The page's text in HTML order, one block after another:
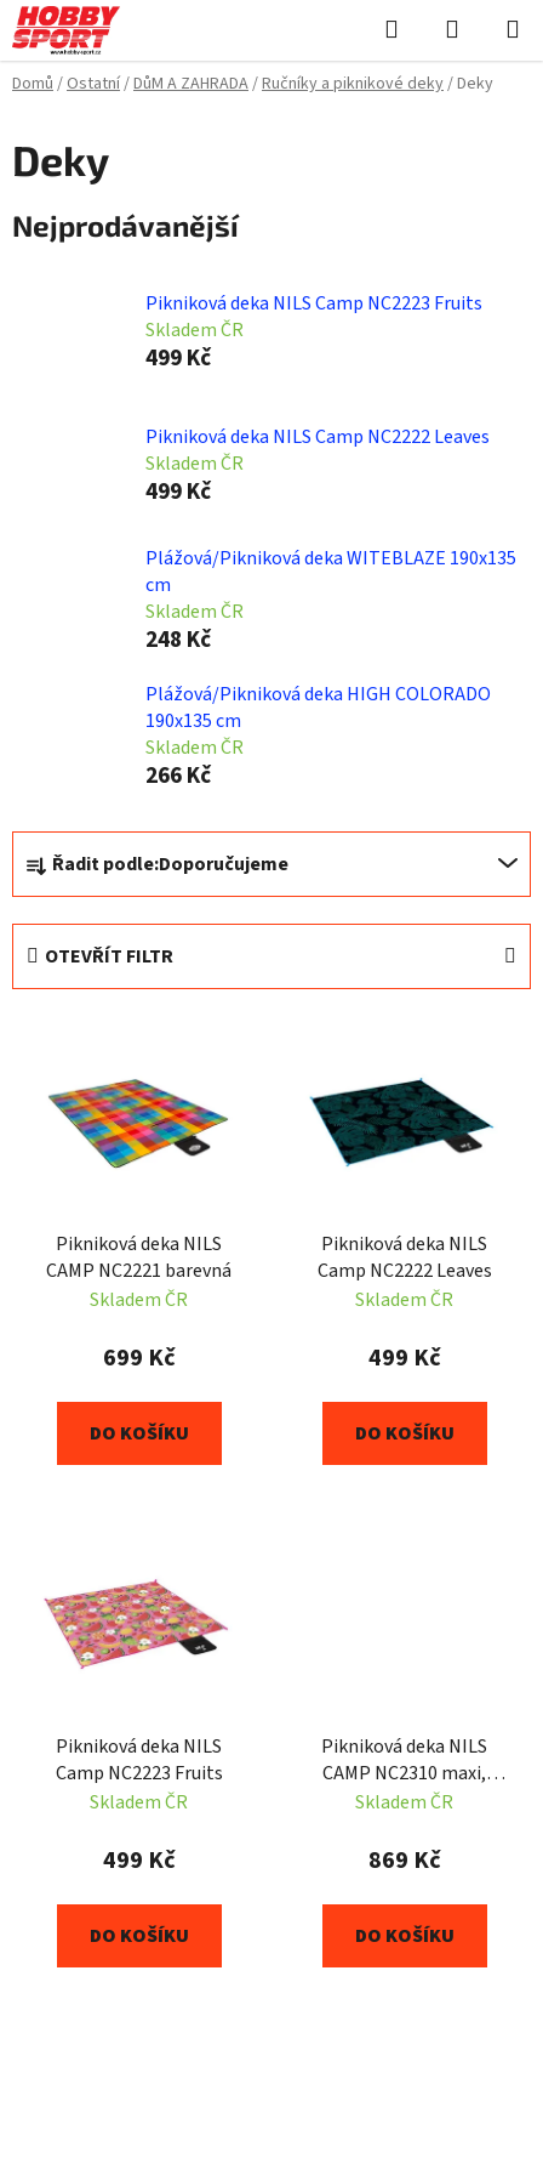
Přejít
na
obsah
Hledat
KOŠÍK
Domů/Ostatní/DůM A ZAHRADA/Ručníky a piknikové deky/Deky
Deky
Nejprodávanější
Pikniková deka NILS Camp NC2223 Fruits
Skladem ČR
499 Kč
Pikniková deka NILS Camp NC2222 Leaves
Skladem ČR
499 Kč
Plážová/Pikniková deka WITEBLAZE 190x135
cm
Skladem ČR
248 Kč
Plážová/Pikniková deka HIGH COLORADO
190x135 cm
Skladem ČR
266 Kč
Ř
a
z
Řadit podle:Doporučujeme
OTEVŘÍT FILTR
Pikniková deka NILS
CAMP NC2221 barevná
Skladem ČR
699 Kč
DO KOŠÍKU
Pikniková deka NILS
Camp NC2222 Leaves
Skladem ČR
499 Kč
DO KOŠÍKU
Pikniková deka NILS
Camp NC2223 Fruits
Skladem ČR
499 Kč
DO KOŠÍKU
Pikniková deka NILS
CAMP NC2310 maxi,
černá
Skladem ČR
869 Kč
DO KOŠÍKU